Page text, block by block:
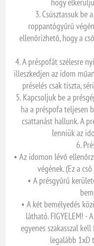
3. Csúsztassuk be
roppantógyűrű
ellenőrizhető, hogy a
4. A préspofát szélesre
illeszkedjen az idom
préselés csak tiszta,
5. Kapcsoljuk be a
ha a préspofa teljesen
csattanást hallunk. A
lenniük az
6.
• Az idomon lévő
végének. (Ez a
• A présgyűrű
• A két bemélyedés
látható. FIGYELEM! -
egyenes szakasszal
legalább